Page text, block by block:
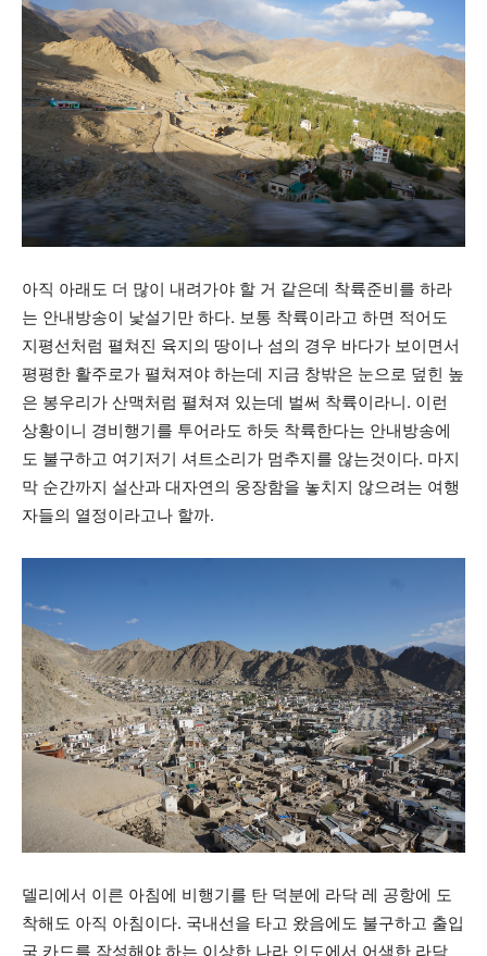
아직 아래도 더 많이 내려가야 할 거 같은데 착륙준비를 하라
는 안내방송이 낯설기만 하다. 보통 착륙이라고 하면 적어도
지평선처럼 펼쳐진 육지의 땅이나 섬의 경우 바다가 보이면서
평평한 활주로가 펼쳐져야 하는데 지금 창밖은 눈으로 덮힌 높
은 봉우리가 산맥처럼 펼쳐져 있는데 벌써 착륙이라니. 이런
상황이니 경비행기를 투어라도 하듯 착륙한다는 안내방송에
도 불구하고 여기저기 셔트소리가 멈추지를 않는것이다. 마지
막 순간까지 설산과 대자연의 웅장함을 놓치지 않으려는 여행
자들의 열정이라고나 할까.
델리에서 이른 아침에 비행기를 탄 덕분에 라닥 레 공항에 도
착해도 아직 아침이다. 국내선을 타고 왔음에도 불구하고 출입
국 카드를 작성해야 하는 이상한 나라 인도에서 어색한 라닥